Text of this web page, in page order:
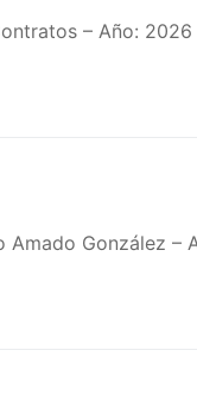
– Año:
González –